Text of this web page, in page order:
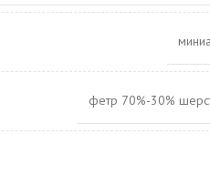
фетр 70%-30%